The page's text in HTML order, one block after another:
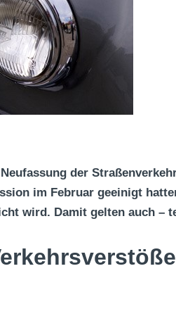
der
im Februar geeinigt
wird. Damit gelten auch –